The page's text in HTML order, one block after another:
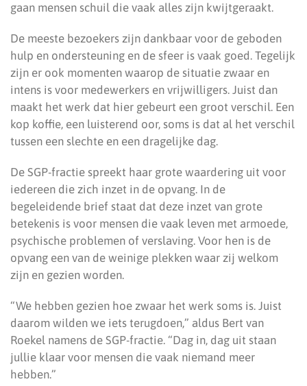
gaan mensen schuil die vaak alles zijn kwijtgeraakt.
De meeste bezoekers zijn dankbaar voor de geboden
hulp en ondersteuning en de sfeer is vaak goed. Tegelijk
zijn er ook momenten waarop de situatie zwaar en
intens is voor medewerkers en vrijwilligers. Juist dan
maakt het werk dat hier gebeurt een groot verschil. Een
kop koffie, een luisterend oor, soms is dat al het verschil
tussen een slechte en een dragelijke dag.
De SGP-fractie spreekt haar grote waardering uit voor
iedereen die zich inzet in de opvang. In de
begeleidende brief staat dat deze inzet van grote
betekenis is voor mensen die vaak leven met armoede,
psychische problemen of verslaving. Voor hen is de
opvang een van de weinige plekken waar zij welkom
zijn en gezien worden.
“We hebben gezien hoe zwaar het werk soms is. Juist
daarom wilden we iets terugdoen,” aldus Bert van
Roekel namens de SGP-fractie. “Dag in, dag uit staan
jullie klaar voor mensen die vaak niemand meer
hebben.”